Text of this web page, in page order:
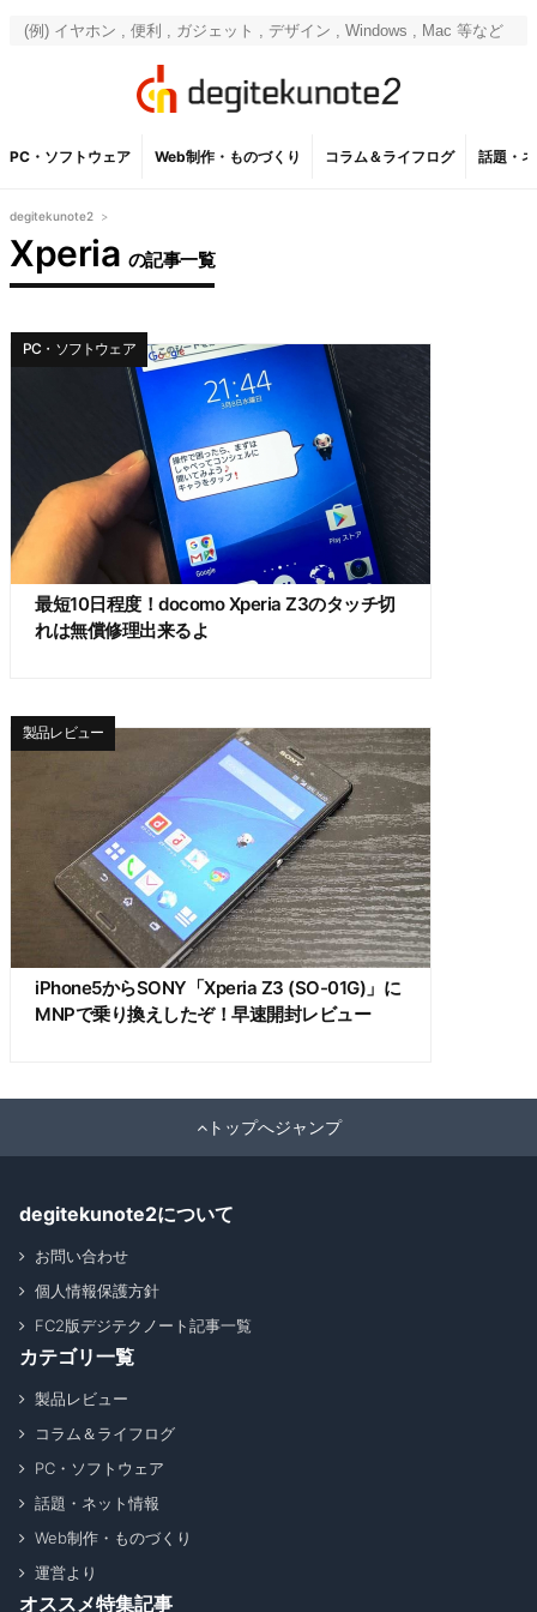
PC・ソフトウェア Web制作・ものづくり コラム＆ライフログ 話題・
degitekunote2 >
Xperia の記事一覧
最短10日程度！docomo Xperia Z3のタッチ切
れは無償修理出来るよ
PC・ソフトウェア
iPhone5からSONY「Xperia Z3 (SO-01G)」に
MNPで乗り換えしたぞ！早速開封レビュー
製品レビュー
トップへジャンプ
degitekunote2について
お問い合わせ
個人情報保護方針
FC2版デジテクノート記事一覧
カテゴリ一覧
製品レビュー
コラム＆ライフログ
PC・ソフトウェア
話題・ネット情報
Web制作・ものづくり
運営より
オススメ特集記事